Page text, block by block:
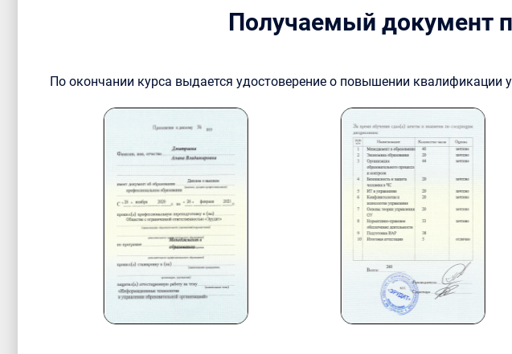
Получаемый документ
По окончании курса выдается удостоверение о повышении квалификации